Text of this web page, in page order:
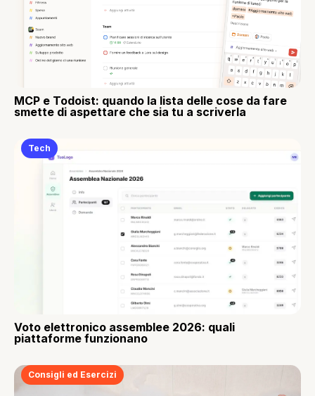
MCP e Todoist: quando la lista delle cose da fare
smette di aspettare che sia tu a scriverla
Tech
Voto elettronico assemblee 2026: quali
piattaforme funzionano
Consigli ed Esercizi